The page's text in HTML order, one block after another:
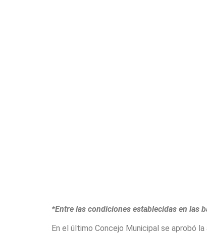
*Entre las condiciones establecidas en las
En el último Concejo Municipal se aprobó